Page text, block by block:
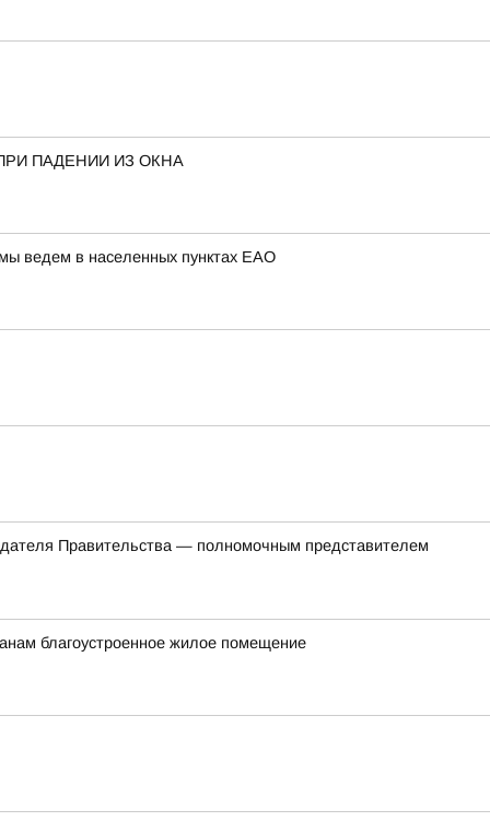
ПАДЕНИИ ИЗ ОКНА
ведем в населенных пунктах ЕАО
Правительства — полномочным представителем
благоустроенное жилое помещение